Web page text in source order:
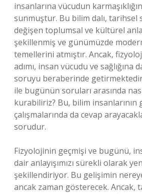
insanlarına vücudun
sunmuştur. Bu bilim dalı, tarihsel
değişen toplumsal ve kültürel
şekillenmiş ve günümüzde
temellerini atmıştır. Ancak,
adımı, insan vücudu ve sağlığına
soruyu beraberinde
ile bugünün soruları arasında
kurabiliriz? Bu, bilim insanlarının
çalışmalarında da cevap
sorudur.
Fizyolojinin geçmişi ve bugünü,
dair anlayışımızı sürekli olarak
şekillendiriyor. Bu gelişimin
ancak zaman gösterecek. Ancak,